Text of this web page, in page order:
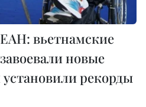
вьетнамские
новые
рекорды